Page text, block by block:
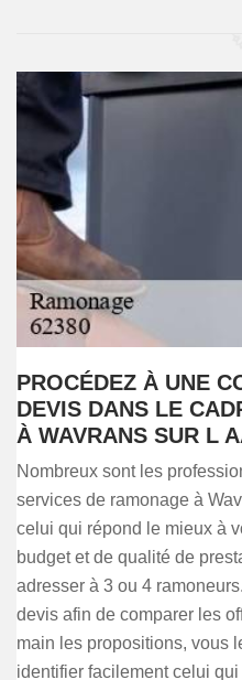
PROCÉDEZ À UNE
DEVIS DANS LE
À WAVRANS SUR L
Nombreux sont les
services de ramonage à
celui qui répond le mieux à
budget et de qualité de
adresser à 3 ou 4
devis afin de comparer les
main les propositions, vous
identifier facilement celui